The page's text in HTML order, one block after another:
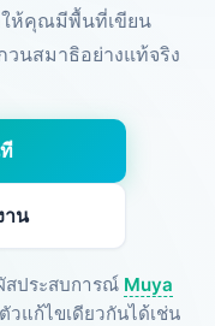
ให้คุณมีพื้นที่เขียน
วนสมาธิอย่างแท้จริง
าน
สประสบการณ์ Muya
วแก้ไขเดียวกันได้เช่น